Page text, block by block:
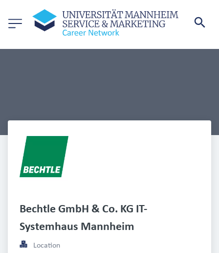
Bechtle GmbH & Co. KG IT-
Systemhaus Mannheim
Location